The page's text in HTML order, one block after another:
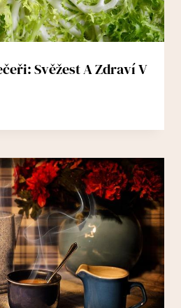
Svěžest A Zdraví V